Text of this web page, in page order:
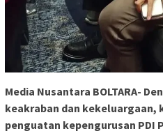
Media Nusantara BOLTARA-
keakraban dan
penguatan kepengurusan PDI